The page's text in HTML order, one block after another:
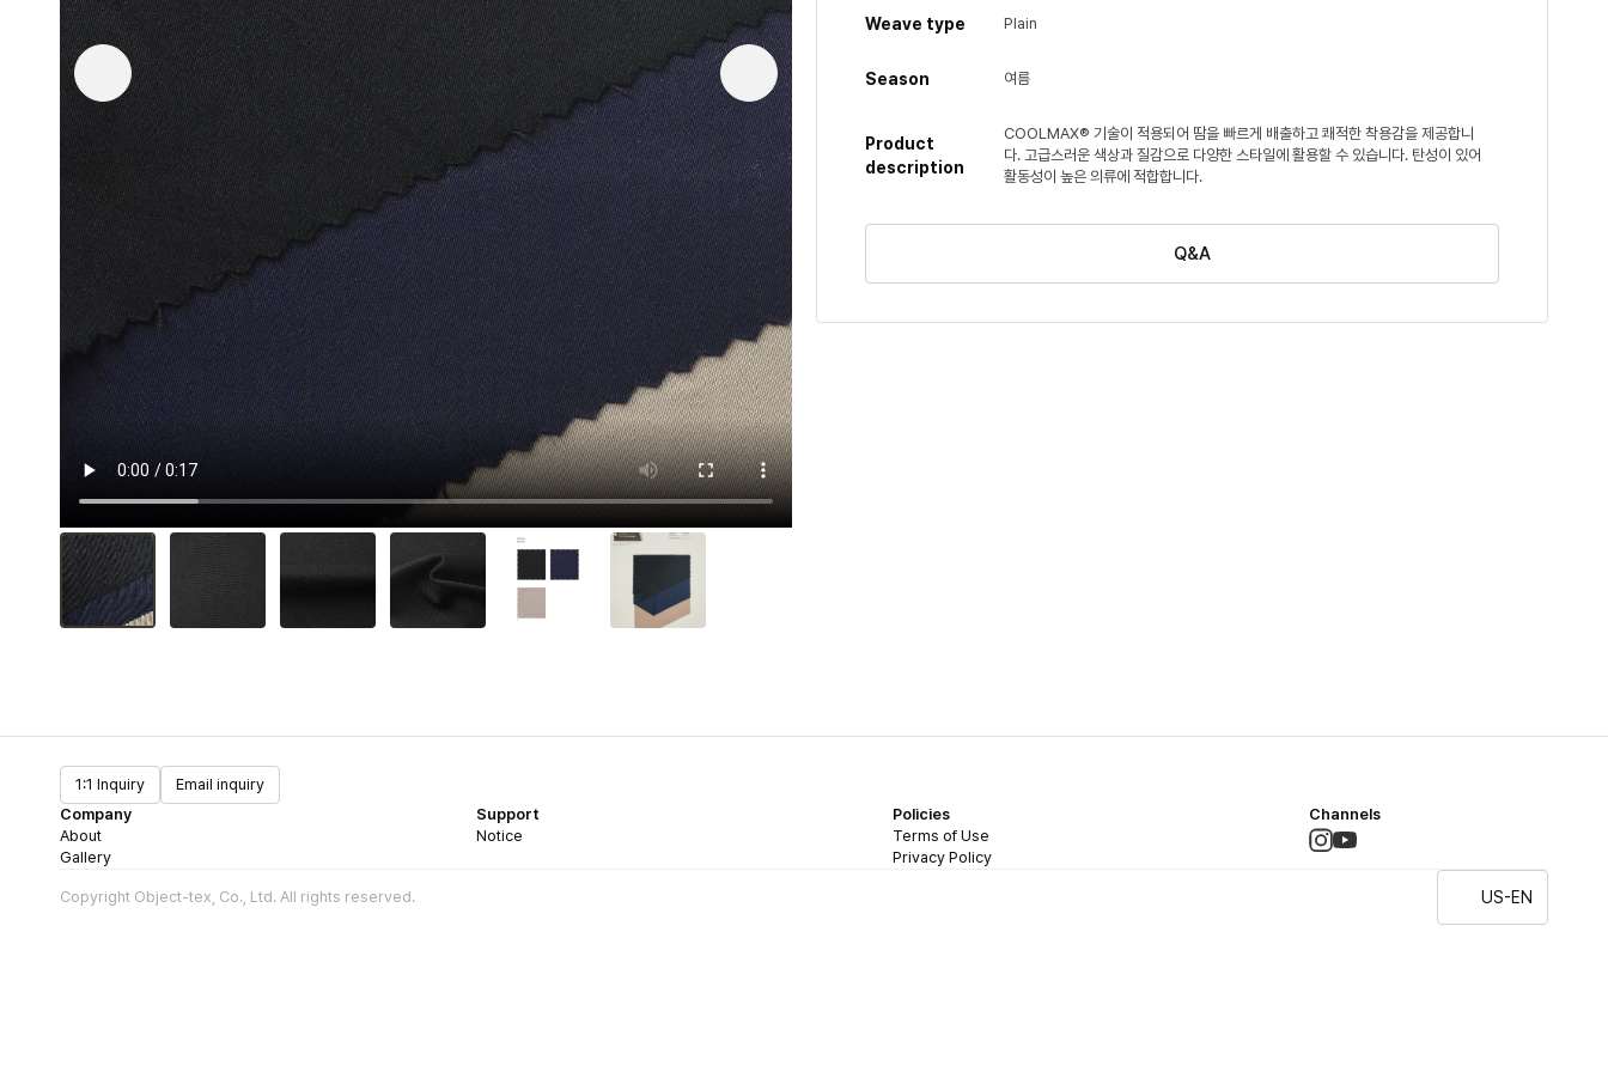
Weave type Plain
Season 여름
Product
description
COOLMAX® 기술이 적용되어 땀을 빠르게 배출하고 쾌적한 착용감을 제공합니
다. 고급스러운 색상과 질감으로 다양한 스타일에 활용할 수 있습니다. 탄성이 있어
활동성이 높은 의류에 적합합니다.
Q&A
1:1 Inquiry
Email inquiry
Company
About
Gallery
Support
Notice
Policies
Terms of Use
Privacy Policy
Channels
Copyright Object-tex, Co., Ltd. All rights reserved. US-EN